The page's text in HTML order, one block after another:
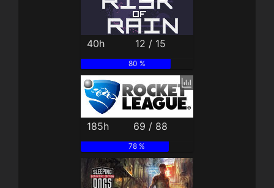
40h 12 / 15
80 %
185h 69 / 88
78 %